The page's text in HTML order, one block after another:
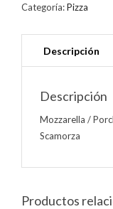
Categoría:Pizza
Descripción
Mozzarella /
Scamorza
Productos